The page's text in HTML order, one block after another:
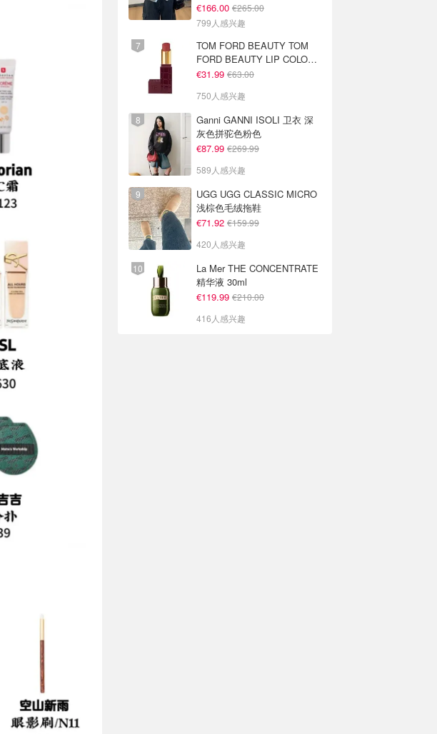
€166.00 €265.00
799人感兴趣
TOM FORD BEAUTY TOM
FORD BEAUTY LIP COLOR
SATIN MATTE 裸玫瑰口红
€31.99 €63.00
750人感兴趣
Ganni GANNI ISOLI 卫衣 深
灰色拼驼色粉色
€87.99 €269.99
589人感兴趣
UGG UGG CLASSIC MICRO
浅棕色毛绒拖鞋
€71.92 €159.99
420人感兴趣
La Mer THE CONCENTRATE
精华液 30ml
€119.99 €210.00
416人感兴趣